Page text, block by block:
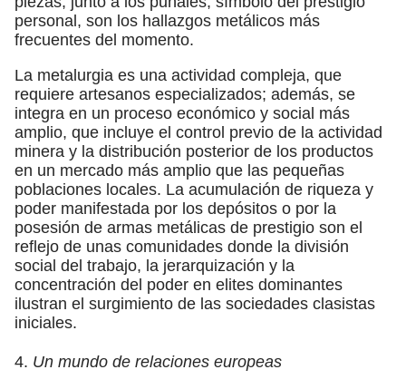
personal, son los hallazgos metálicos más
frecuentes del momento.
La metalurgia es una actividad compleja, que
requiere artesanos especializados; además, se
integra en un proceso económico y social más
amplio, que incluye el control previo de la actividad
minera y la distribución posterior de los productos
en un mercado más amplio que las pequeñas
poblaciones locales. La acumulación de riqueza y
poder manifestada por los depósitos o por la
posesión de armas metálicas de prestigio son el
reflejo de unas comunidades donde la división
social del trabajo, la jerarquización y la
concentración del poder en elites dominantes
ilustran el surgimiento de las sociedades clasistas
iniciales.
4. Un mundo de relaciones europeas